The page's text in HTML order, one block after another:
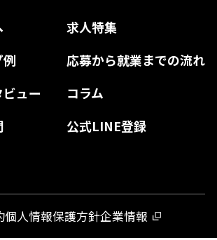
求人特集
応募から就業までの流れ
ュー
コラム
公式LINE登録
個人情報保護方針企業情報